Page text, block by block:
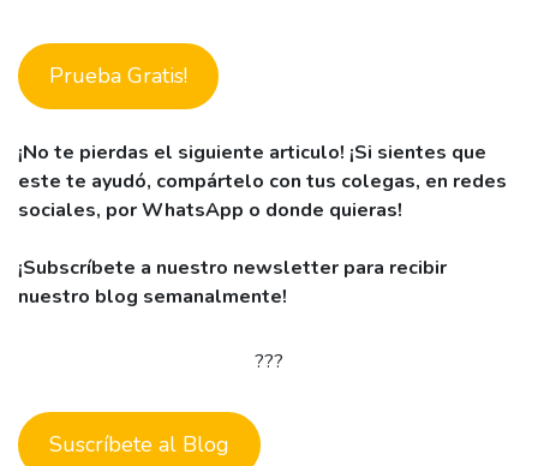
Prueba Gratis!
¡No te pierdas el siguiente articulo! ¡Si sientes que
este te ayudó, compártelo con tus colegas, en redes
sociales, por WhatsApp o donde quieras!
¡Subscríbete a nuestro newsletter para recibir
nuestro blog semanalmente!
???
Suscríbete al Blog